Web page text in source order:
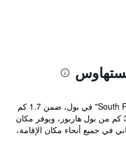
يقع مكان إقامة "South Rising Guest House" في بول، ضمن 1.7 كم
من شاطئ بوول (Poole Beach) و3.4 كم من بول هاربور، ويوفر مكان
في جميع أنحاء مكان الإقامة،